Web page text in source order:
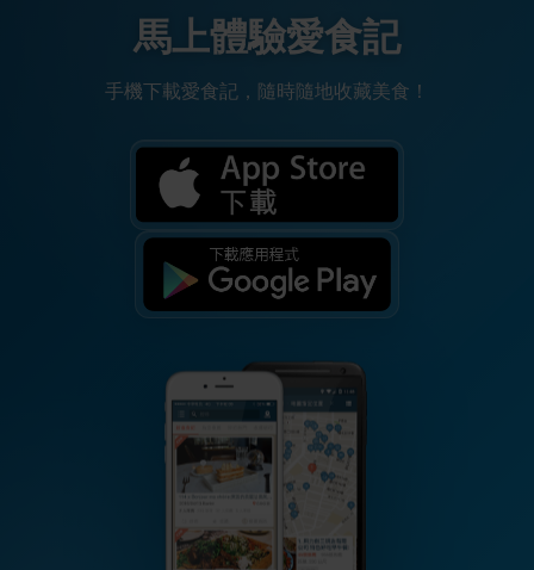
馬上體驗愛食記
手機下載愛食記，隨時隨地收藏美食！